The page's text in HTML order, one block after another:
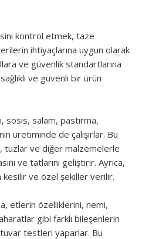
kontrol etmek, taze
ihtiyaçlarına uygun olarak
ve güvenlik standartlarına
ve güvenli bir ürün
sosis, salam, pastırma,
üretiminde de çalışırlar. Bu
tuzlar ve diğer malzemelerle
ve tatlarını geliştirir. Ayrıca,
ve özel şekiller verilir.
etlerin özelliklerini, nemi,
gibi farklı bileşenlerin
testleri yaparlar. Bu